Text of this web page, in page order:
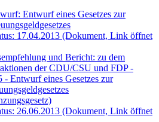
Entwurf eines Gesetzes zur
17.04.2013 (Dokument, Link öffnet
und Bericht: zu dem
der CDU/CSU und FDP -
- Entwurf eines Gesetzes zur
26.06.2013 (Dokument, Link öffnet